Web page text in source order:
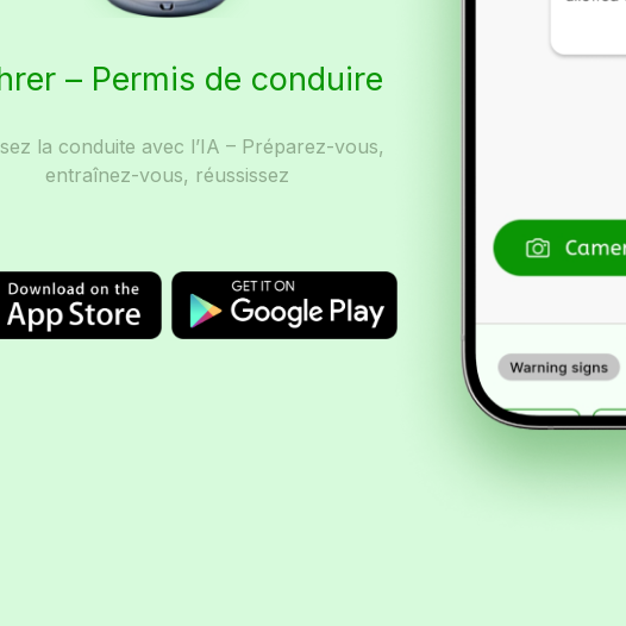
– Permis de conduire
la conduite avec l’IA – Préparez-vous,
entraînez-vous, réussissez